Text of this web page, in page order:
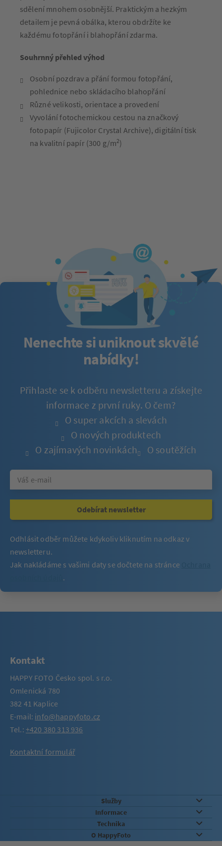
sdělení mnohem osobnější. Praktickým a hezkým
detailem je pevná obálka, kterou obdržíte ke
každému fotopřání i blahopřání zdarma.
Souhrnný přehled výhod
Osobní pozdrav a přání formou fotopřání,
pohlednice nebo skládacího blahopřání
Různé velikosti, orientace a provedení
Vyvolání fotochemickou cestou na značkový
fotopapír (Fujicolor Crystal Archive), digitální tisk
na kvalitní papír (300 g/m2)
Nenechte si uniknout skvělé
nabídky!
Přihlaste se k odběru newsletteru a získejte
informace z první ruky. O čem?
O super akcích a slevách
O nových produktech
O zajímavých novinkách
O soutěžích
Odebírat newsletter
Odhlásit odběr můžete kdykoliv kliknutím na odkaz v
newsletteru.
Jak nakládáme s vašimi daty se dočtete na stránce
.
Kontakt
HAPPY FOTO Česko spol. s r.o.
Omlenická 780
382 41 Kaplice
E-mail: info@happyfoto.cz
Tel.: +420 380 313 936
Kontaktní formulář
Služby
Informace
Technika
O HappyFoto